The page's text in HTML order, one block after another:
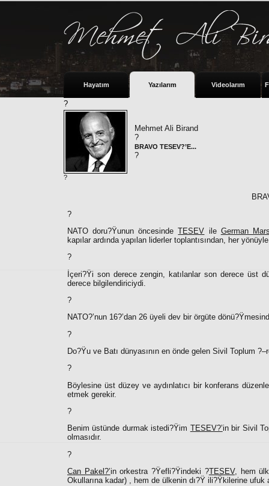
Hayatım Yazılarım Videolarım
?
Mehmet Ali Birand
?
BRAVO TESEV?’E...
?
?
?
NATO doru?Ÿunun öncesindeTESEV ile German
kapılar ardında yapılan liderler toplantısından, her
?
İçeri?Ÿi son derece zengin, katılanlar son derece üst
derece bilgilendiriciydi.
?
NATO?’nun 16?’dan 26 üyeli dev bir örgüte
?
Do?Ÿu ve Batı dünyasının en önde gelen Sivil Toplum
?
Böylesine üst düzey ve aydınlatıcı bir konferans
etmek gerekir.
?
Benim üstünde durmak istedi?Ÿim TESEV?’in bir Sivil
olmasıdır.
?
Can Pakel?’in orkestra ?Ÿefli?Ÿindeki ?TESEV, hem
Okullarına kadar) , hem de ülkenin dı?Ÿ ili?Ÿkilerine ufuk